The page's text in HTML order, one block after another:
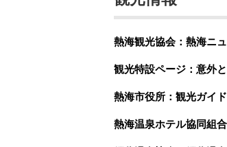
熱海観光協会：熱海ニ
観光特設ページ：意外
熱海市役所：観光ガイド
熱海温泉ホテル協同組